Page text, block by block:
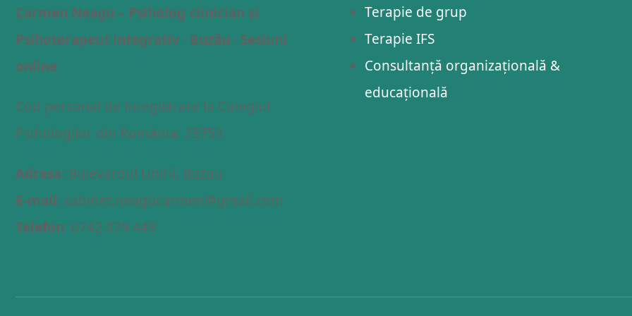
Carmen Neagu – Psiholog clinician și
Psihoterapeut integrativ · Buzău · Sesiuni
online
Cod personal de înregistrare la Colegiul
Psihologilor din România: 25753
Adresa: Bulevardul Unirii, Buzau
E-mail: cabinet.neagucarmen@gmail.com
Telefon: 0742 079 449
Terapie de grup
Terapie IFS
Consultanță organizațională &
educațională